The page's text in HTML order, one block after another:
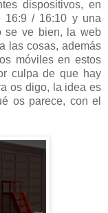
dispositivos, en
16:9 / 16:10 y una
se ve bien, la web
las cosas, además
móviles en estos
culpa de que hay
os digo, la idea es
os parece, con el